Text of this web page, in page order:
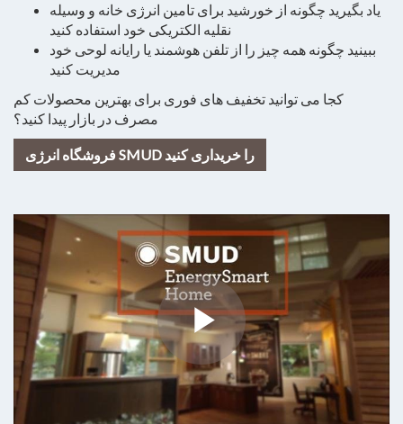
یاد بگیرید چگونه از خورشید برای تامین انرژی خانه و وسیله
نقلیه الکتریکی خود استفاده کنید
ببینید چگونه همه چیز را از تلفن هوشمند یا رایانه لوحی خود
مدیریت کنید
کجا می توانید تخفیف های فوری برای بهترین محصولات کم
مصرف در بازار پیدا کنید؟
فروشگاه انرژی SMUD را خریداری کنید